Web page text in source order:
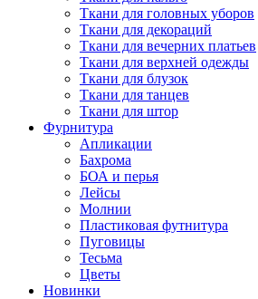
Ткани для головных уборов
Ткани для декораций
Ткани для вечерних платьев
Ткани для верхней одежды
Ткани для блузок
Ткани для танцев
Ткани для штор
Фурнитура
Апликации
Бахрома
БОА и перья
Лейсы
Молнии
Пластиковая футнитура
Пуговицы
Тесьма
Цветы
Новинки